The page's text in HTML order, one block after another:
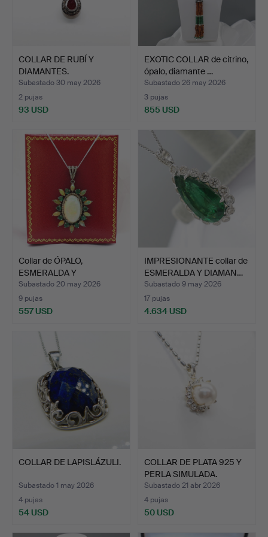
COLLAR DE RUBÍ Y
DIAMANTES.
Subastado 30 may 2026
2 pujas
93 USD
EXOTIC COLLAR de citrino,
ópalo, diamante …
Subastado 26 may 2026
3 pujas
855 USD
Collar de ÓPALO,
ESMERALDA Y
DIAMANTES.
Subastado 20 may 2026
9 pujas
557 USD
IMPRESIONANTE collar de
ESMERALDA Y DIAMAN…
Subastado 9 may 2026
17 pujas
4.634 USD
COLLAR DE LAPISLÁZULI.
Subastado 1 may 2026
4 pujas
54 USD
COLLAR DE PLATA 925 Y
PERLA SIMULADA.
Subastado 21 abr 2026
4 pujas
50 USD